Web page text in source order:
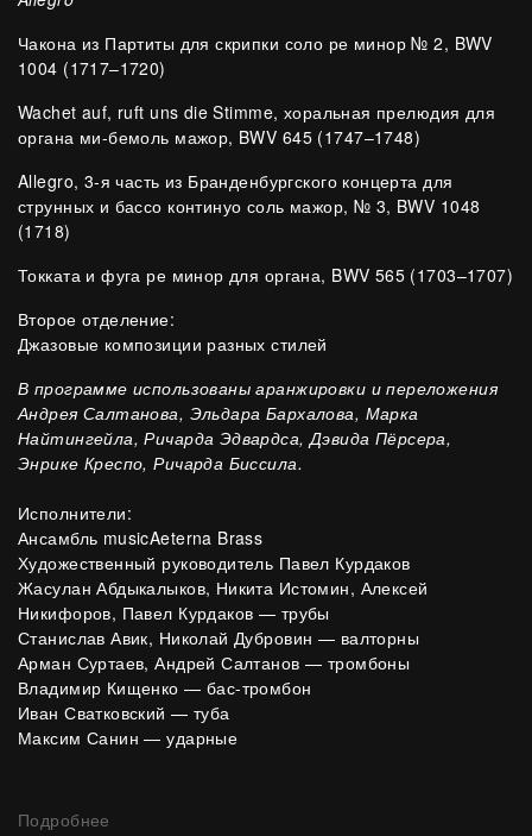
Чакона из Партиты для скрипки соло ре минор № 2, BWV
1004 (1717–1720)
Wachet auf, ruft uns die Stimme, хоральная прелюдия для
органа ми-бемоль мажор, BWV 645 (1747–1748)
Allegro, 3-я часть из Бранденбургского концерта для
струнных и бассо континуо соль мажор, № 3, BWV 1048
(1718)
Токката и фуга ре минор для органа, BWV 565 (1703–1707)
Второе отделение:
Джазовые композиции разных стилей
В программе использованы аранжировки и переложения
Андрея Салтанова, Эльдара Бархалова, Марка
Найтингейла, Ричарда Эдвардса, Дэвида Пёрсера,
Энрике Креспо, Ричарда Биссила.
Исполнители:
Ансамбль musicAeterna Brass
Художественный руководитель Павел Курдаков
Жасулан Абдыкалыков, Никита Истомин, Алексей
Никифоров, Павел Курдаков — трубы
Станислав Авик, Николай Дубровин — валторны
Арман Суртаев, Андрей Салтанов — тромбоны
Владимир Кищенко — бас-тромбон
Иван Сватковский — туба
Максим Санин — ударные
Подробнее